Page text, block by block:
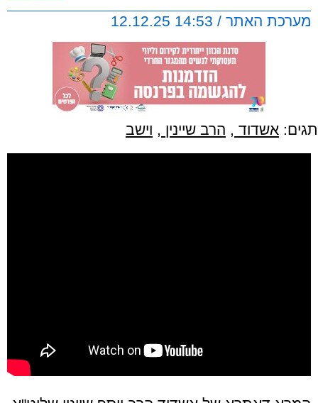
מערכת האתר / 14:53 12.12.25
תגים: אשדוד , הרב שיינין , וישב